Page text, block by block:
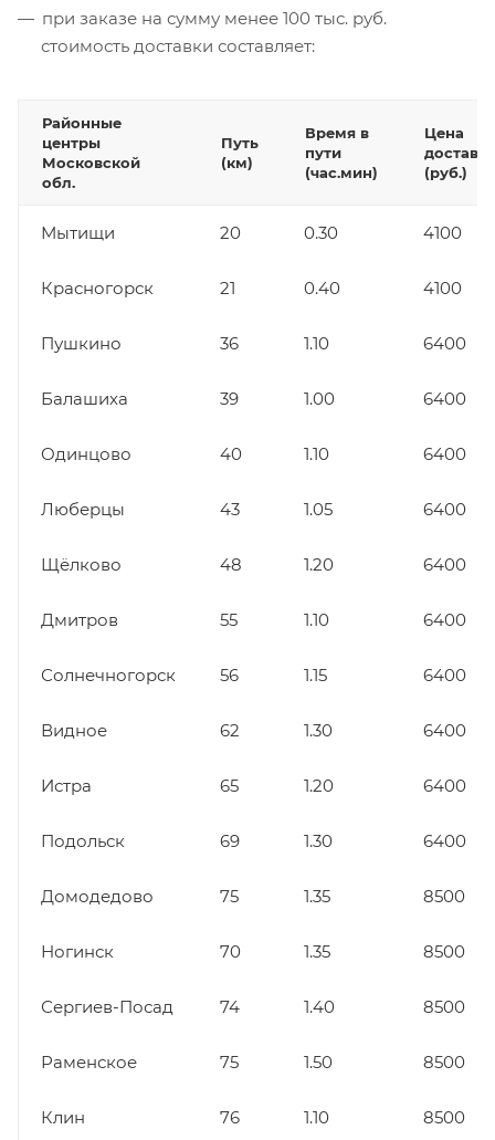
при заказе на сумму менее 100 тыс. руб.
стоимость доставки составляет:
Районные
центры
Московской
обл.
Путь
(км)
Время в
пути
(час.мин)
Цена
(руб.)
Мытищи 20 0.30 4100
Красногорск 21 0.40 4100
Пушкино 36 1.10 6400
Балашиха 39 1.00 6400
Одинцово 40 1.10 6400
Люберцы 43 1.05 6400
Щёлково 48 1.20 6400
Дмитров 55 1.10 6400
Солнечногорск 56 1.15 6400
Видное 62 1.30 6400
Истра 65 1.20 6400
Подольск 69 1.30 6400
Домодедово 75 1.35 8500
Ногинск 70 1.35 8500
Сергиев-Посад 74 1.40 8500
Раменское 75 1.50 8500
Клин 76 1.10 8500